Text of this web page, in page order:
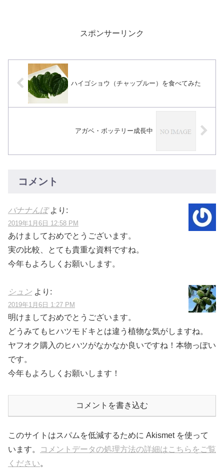
スポンサーリンク
ハイゴショウ（チャップルー）を食べてみた
アガベ・ボッテリー成長中
コメント
バナナんぼ より:
2019年1月6日 12:58 PM
あけましておめでとうございます。
実の比較、とても貴重な資料ですね。
今年もよろしくお願いします。
シュン より:
2019年1月6日 1:27 PM
明けましておめでとうございます。
どうみてもヒハツモドキとは違う植物な気がしますね。
ヤフオク購入のヒハツがなかなか良いですね！本物っぽい
です。
今年もよろしくお願いします！
コメントを書き込む
このサイトはスパムを低減するために Akismet を使って
います。
コメントデータの処理方法の詳細はこちらをご覧
ください。